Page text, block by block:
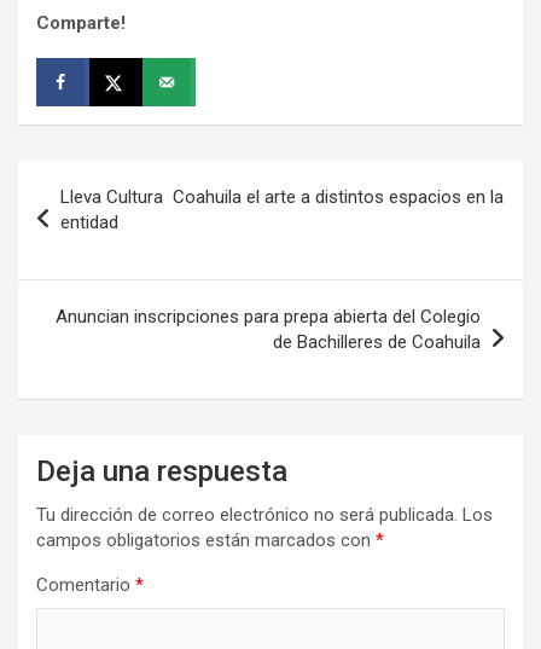
Comparte!
de
Lleva Cultura Coahuila el arte a distintos espacios en la
entidad
Anuncian inscripciones para prepa abierta del Colegio
de Bachilleres de Coahuila
Deja una respuesta
Tu dirección de correo electrónico no será publicada. Los
campos obligatorios están marcados con *
Comentario *